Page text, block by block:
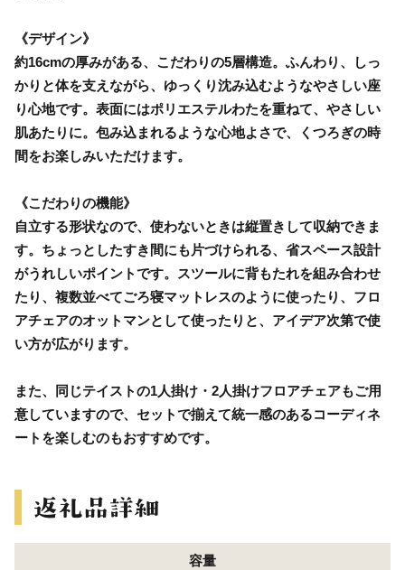
《デザイン》
約16cmの厚みがある、こだわりの5層構造。ふんわり、しっ
かりと体を支えながら、ゆっくり沈み込むようなやさしい座
り心地です。表面にはポリエステルわたを重ねて、やさしい
肌あたりに。包み込まれるような心地よさで、くつろぎの時
間をお楽しみいただけます。
《こだわりの機能》
自立する形状なので、使わないときは縦置きして収納できま
す。ちょっとしたすき間にも片づけられる、省スペース設計
がうれしいポイントです。スツールに背もたれを組み合わせ
たり、複数並べてごろ寝マットレスのように使ったり、フロ
アチェアのオットマンとして使ったりと、アイデア次第で使
い方が広がります。
また、同じテイストの1人掛け・2人掛けフロアチェアもご用
意していますので、セットで揃えて統一感のあるコーディネ
ートを楽しむのもおすすめです。
容量